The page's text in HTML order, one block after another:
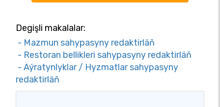
Degişli makalalar:
- Mazmun sahypasyny redaktirläň
- Restoran bellikleri sahypasyny redaktirläň
- Aýratynlyklar / Hyzmatlar sahypasyny
redaktirläň